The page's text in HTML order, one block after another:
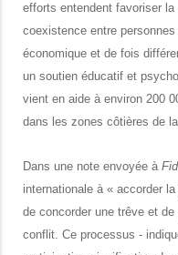
efforts entendent favoriser
coexistence entre
économique et de fois
un soutien éducatif et
vient en aide à environ 200
dans les zones côtières de
Dans une note envoyée à
internationale à « accorder
de concorder une trêve et
conflit. Ce processus -